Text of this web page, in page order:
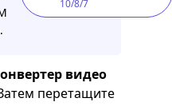
10/8/7
видео
перетащите